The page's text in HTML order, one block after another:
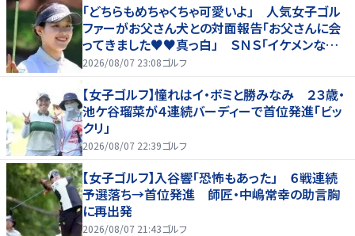
「どちらもめちゃくちゃ可愛いよ」 人気女子ゴル
ファーがお父さん犬との対面報告「お父さんに会
ってきました♥♥真っ白」 ＳＮＳ「イケメンなお
父さん」「白戸家入りするんですか？」
2026/08/07 23:08ゴルフ
【女子ゴルフ】憧れはイ・ボミと勝みなみ ２３歳・
池ケ谷瑠菜が４連続バーディーで首位発進「ビッ
クリ」
2026/08/07 22:39ゴルフ
【女子ゴルフ】入谷響「恐怖もあった」 ６戦連続
予選落ち→首位発進 師匠・中嶋常幸の助言胸
に再出発
2026/08/07 21:43ゴルフ